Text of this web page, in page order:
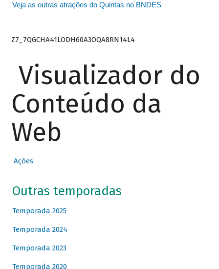
Veja as outras atrações do Quintas no BNDES
Z7_7QGCHA41LODH60A3OQA8RN14L4
Visualizador do
Conteúdo da
Web
Ações
Outras temporadas
Temporada 2025
Temporada 2024
Temporada 2023
Temporada 2020